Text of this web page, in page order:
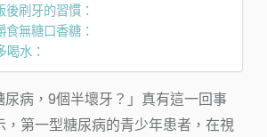
刷牙的習慣：
無糖口香糖：
水：
尿病，9個半壞牙？」真有這一回事
，第一型糖尿病的青少年患者，在視